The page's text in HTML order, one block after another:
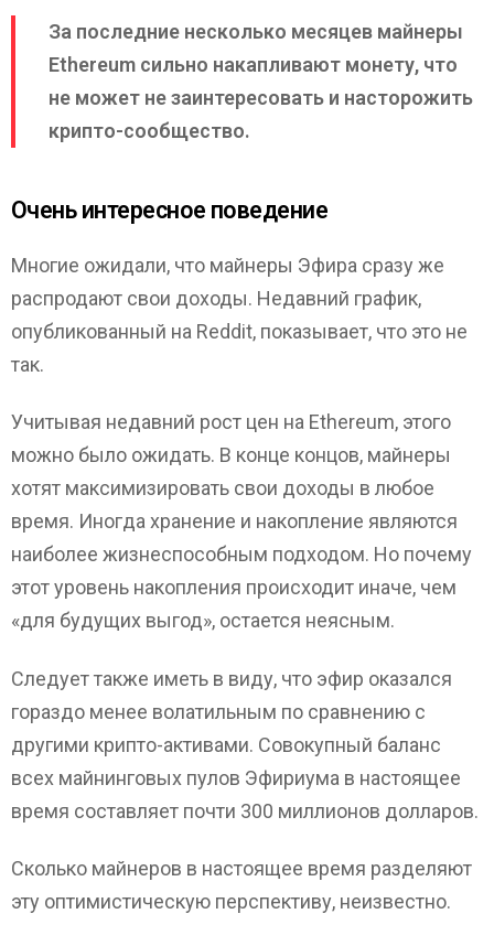
За последние несколько месяцев майнеры
Ethereum сильно накапливают монету, что
не может не заинтересовать и насторожить
крипто-сообщество.
Очень интересное поведение
Многие ожидали, что майнеры Эфира сразу же
распродают свои доходы. Недавний график,
опубликованный на Reddit, показывает, что это не
так.
Учитывая недавний рост цен на Ethereum, этого
можно было ожидать. В конце концов, майнеры
хотят максимизировать свои доходы в любое
время. Иногда хранение и накопление являются
наиболее жизнеспособным подходом. Но почему
этот уровень накопления происходит иначе, чем
«для будущих выгод», остается неясным.
Следует также иметь в виду, что эфир оказался
гораздо менее волатильным по сравнению с
другими крипто-активами. Совокупный баланс
всех майнинговых пулов Эфириума в настоящее
время составляет почти 300 миллионов долларов.
Сколько майнеров в настоящее время разделяют
эту оптимистическую перспективу, неизвестно.